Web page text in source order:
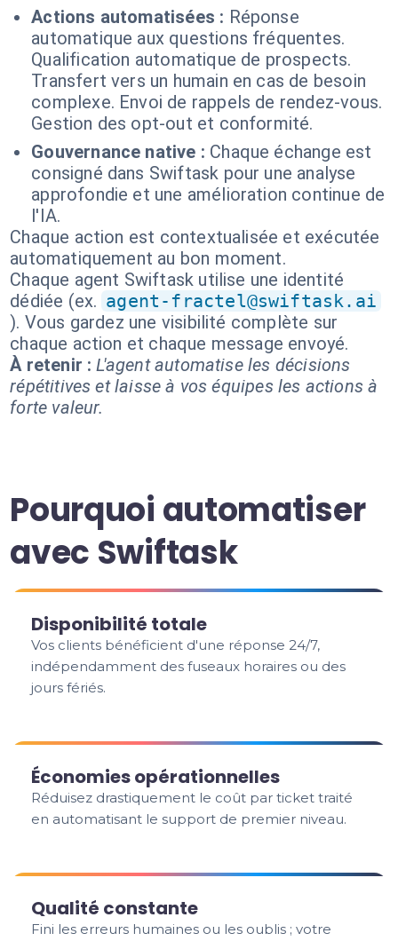
Actions automatisées : Réponse
automatique aux questions fréquentes.
Qualification automatique de prospects.
Transfert vers un humain en cas de besoin
complexe. Envoi de rappels de rendez-vous.
Gestion des opt-out et conformité.
Gouvernance native : Chaque échange est
consigné dans Swiftask pour une analyse
approfondie et une amélioration continue de
l'IA.
Chaque action est contextualisée et exécutée
automatiquement au bon moment.
Chaque agent Swiftask utilise une identité
dédiée (ex. agent-fractel@swiftask.ai
). Vous gardez une visibilité complète sur
chaque action et chaque message envoyé.
À retenir : L'agent automatise les décisions
répétitives et laisse à vos équipes les actions à
forte valeur.
Pourquoi automatiser
avec Swiftask
Disponibilité totale
Vos clients bénéficient d'une réponse 24/7,
indépendamment des fuseaux horaires ou des
jours fériés.
Économies opérationnelles
Réduisez drastiquement le coût par ticket traité
en automatisant le support de premier niveau.
Qualité constante
Fini les erreurs humaines ou les oublis ; votre